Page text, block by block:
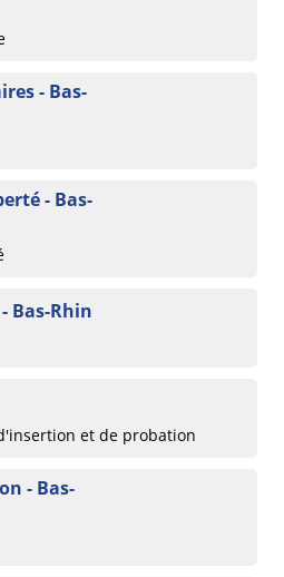
- Bas-
- Bas-
Bas-Rhin
et de probation
- Bas-